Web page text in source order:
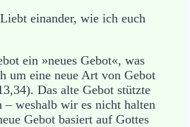
Liebt einander, wie ich euch
ein »neues Gebot«, was
um eine neue Art von Gebot
Das alte Gebot stützte
– weshalb wir es nicht halten
Gebot basiert auf Gottes